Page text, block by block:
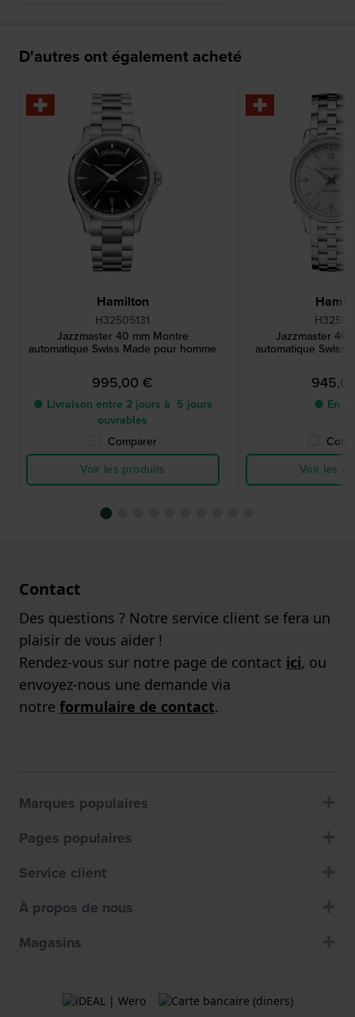
D'autres ont également acheté
Hamilton
H32505131
Jazzmaster 40 mm Montre
automatique Swiss Made pour homme
995,00 €
● Livraison entre 2 jours à 5 jours
ouvrables
Comparer
Voir les produits
Jazzmaster 40
automatique Swiss
● En
Voir les
Contact
Des questions ? Notre service client se fera un
plaisir de vous aider !
Rendez-vous sur notre page de contact ici, ou
envoyez-nous une demande via
notre formulaire de contact.
Marques populaires
Pages populaires
Service client
À propos de nous
Magasins